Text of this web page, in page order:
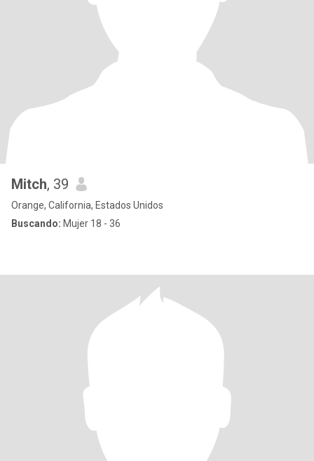
Mitch, 39
Orange, California, Estados Unidos
Buscando: Mujer 18 - 36